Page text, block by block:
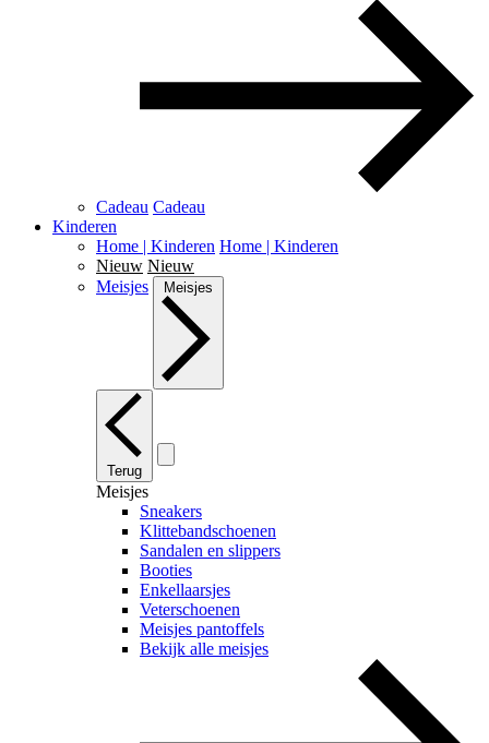
Cadeau Cadeau
Kinderen
Home | Kinderen Home | Kinderen
Nieuw Nieuw
Meisjes
Meisjes
Terug
Meisjes
Sneakers
Klittebandschoenen
Sandalen en slippers
Booties
Enkellaarsjes
Veterschoenen
Meisjes pantoffels
Bekijk alle meisjes